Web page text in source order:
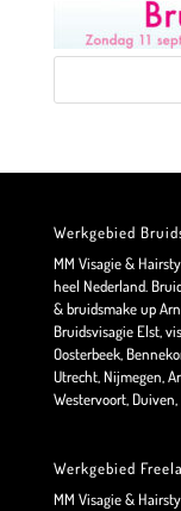
Werkgebied
MM Visagie &
heel Nederland.
& bruidsmake up
Bruidsvisagie Elst,
Oosterbeek,
Utrecht, Nijmegen,
Westervoort,
Werkgebied
MM Visagie &